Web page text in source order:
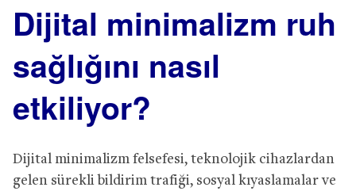
Dijital minimalizm ruh
sağlığını nasıl
etkiliyor?
Dijital minimalizm felsefesi, teknolojik cihazlardan
gelen sürekli bildirim trafiği, sosyal kıyaslamalar ve